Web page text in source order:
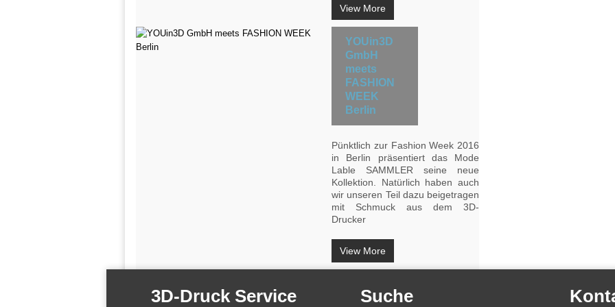
View More
YOUin3D
GmbH
meets
FASHION
WEEK
Berlin
Pünktlich zur Fashion Week 2016
in Berlin präsentiert das Mode
Lable SAMMLER seine neue
Kollektion. Natürlich haben auch
wir unseren Teil dazu beigetragen
mit Schmuck aus dem 3D-
Drucker
View More
3D-Druck Service Suche